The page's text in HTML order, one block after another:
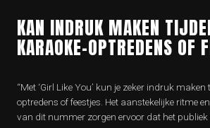
KAN INDRUK MAKEN
KARAOKE-OPTREDENS OF
“Met ‘Girl Like You’ kun je zeker indruk
optredens of feestjes. Het aanstekelijke ritme
van dit nummer zorgen ervoor dat het publiek